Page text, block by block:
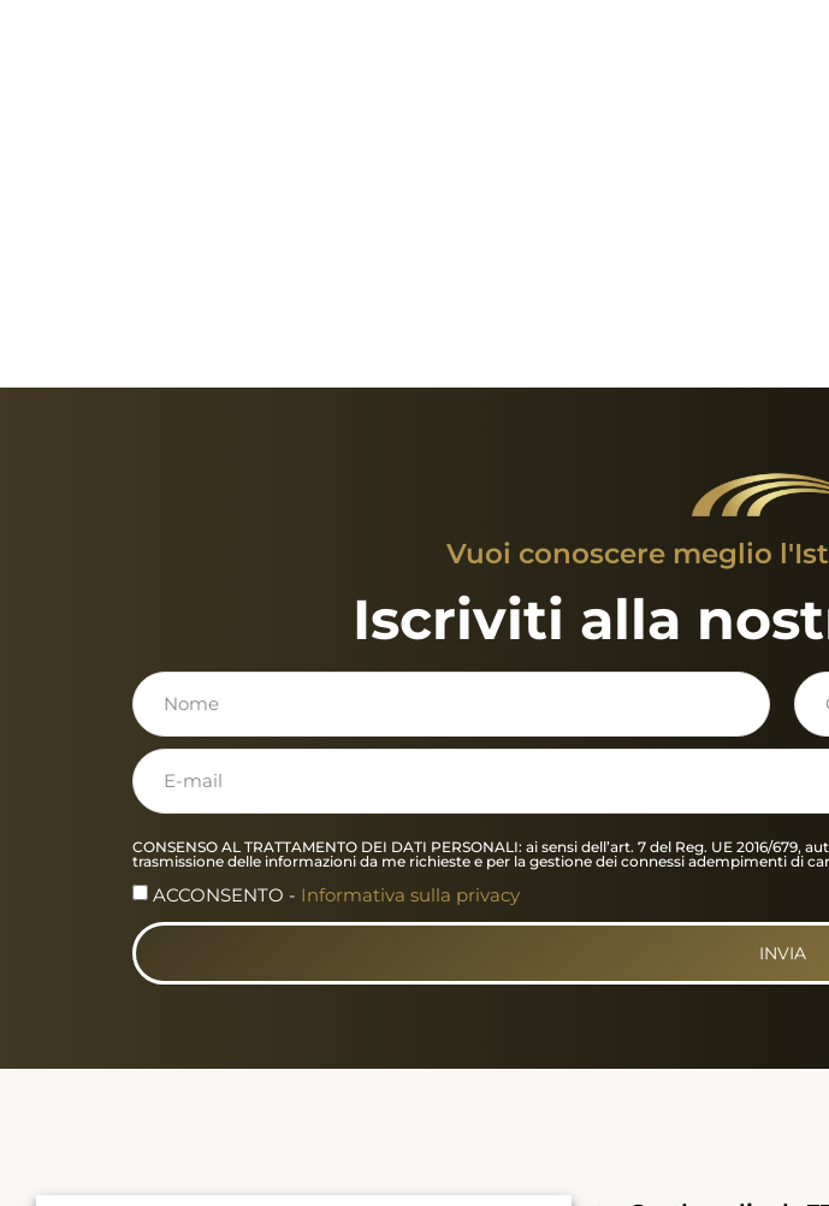
Vuoi conoscere meglio
Iscriviti alla
CONSENSO AL TRATTAMENTO DEI DATI PERSONALI: ai sensi dell’art. 7 del Reg. UE 2016/
trasmissione delle informazioni da me richieste e per la gestione dei connessi adempimenti di
ACCONSENTO - Informativa sulla privacy
INVIA